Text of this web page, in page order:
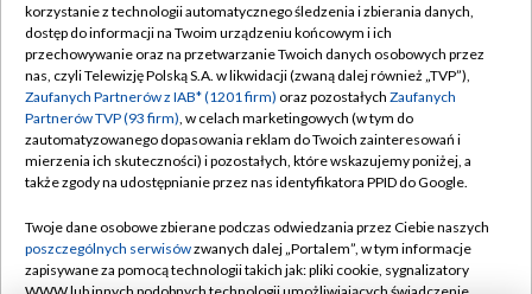
TVP
Abonament TVP
Emisja w TVP
Centrum informacji TVP
Naziemna Telewizja Cyfrowa
Rada Programowa
System NOS
Regulamin TVP
Polityka prywatności
Moje zgody
Pomoc
Kontakt
korzystanie z technologii automatycznego śledzenia i zbierania danych,
dostęp do informacji na Twoim urządzeniu końcowym i ich
przechowywanie oraz na przetwarzanie Twoich danych osobowych przez
nas, czyli Telewizję Polską S.A. w likwidacji (zwaną dalej również „TVP”),
Zaufanych Partnerów z IAB* (1201 firm) oraz pozostałych Zaufanych
Partnerów TVP (93 firm), w celach marketingowych (w tym do
zautomatyzowanego dopasowania reklam do Twoich zainteresowań i
mierzenia ich skuteczności) i pozostałych, które wskazujemy poniżej, a
także zgody na udostępnianie przez nas identyfikatora PPID do Google.
Twoje dane osobowe zbierane podczas odwiedzania przez Ciebie naszych
poszczególnych serwisówzwanych dalej „Portalem”, w tym informacje
zapisywane za pomocą technologii takich jak: pliki cookie, sygnalizatory